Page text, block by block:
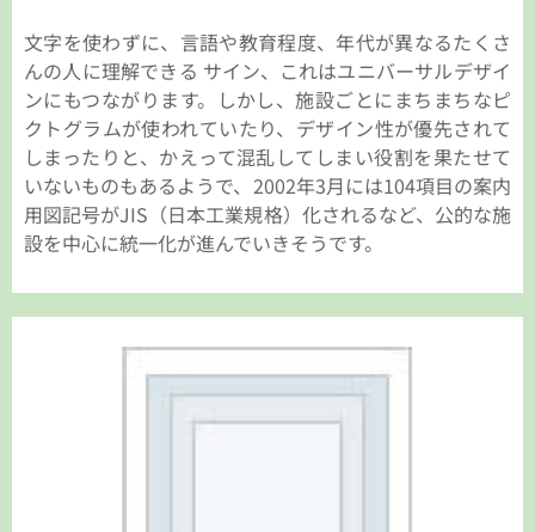
文字を使わずに、言語や教育程度、年代が異なるたくさ
んの人に理解できる サイン、これはユニバーサルデザイ
ンにもつながります。しかし、施設ごとにまちまちなピ
クトグラムが使われていたり、デザイン性が優先されて
しまったりと、かえって混乱してしまい役割を果たせて
いないものもあるようで、2002年3月には104項目の案内
用図記号がJIS（日本工業規格）化されるなど、公的な施
設を中心に統一化が進んでいきそうです。